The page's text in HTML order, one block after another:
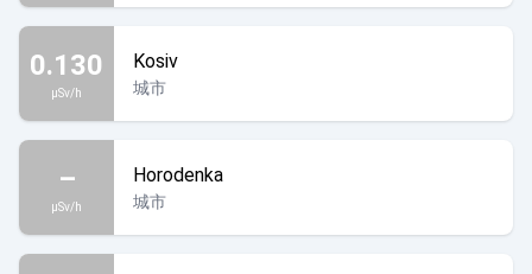
0.130
µSv/h
Kosiv
城市
–
µSv/h
Horodenka
城市